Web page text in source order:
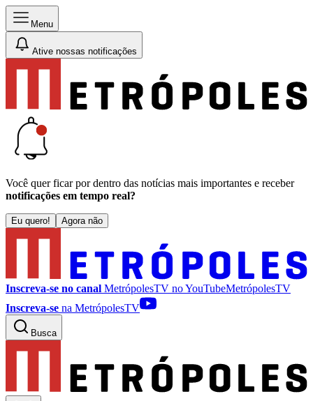
Menu
Ative nossas notificações
Você quer ficar por dentro das notícias mais importantes e receber
notificações em tempo real?
Eu quero! Agora não
Inscreva-se no canal MetrópolesTV noYouTubeMetrópolesTV
Inscreva-se na MetrópolesTV
Busca